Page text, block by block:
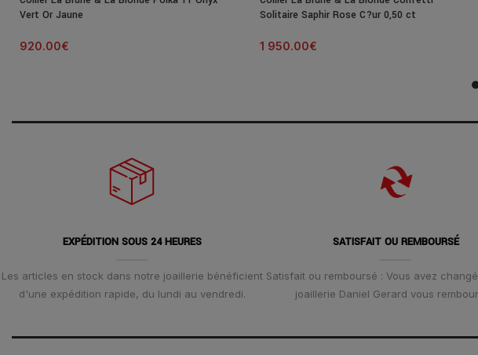
Vert Or Jaune
920.00€
Solitaire Saphir Rose C?ur 0,50 ct
1 950.00€
EXPÉDITION SOUS 24 HEURES
Les articles en stock dans notre joaillerie bénéficient
d'une expédition rapide, du lundi au vendredi.
SATISFAIT OU REMBOURSÉ
Satisfait ou remboursé : Vous avez
joaillerie Daniel Gerard vous